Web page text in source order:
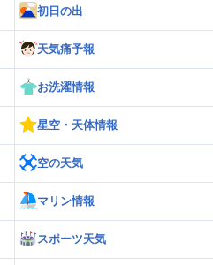
初日の出
天気痛予報
お洗濯情報
星空・天体情報
空の天気
マリン情報
スポーツ天気